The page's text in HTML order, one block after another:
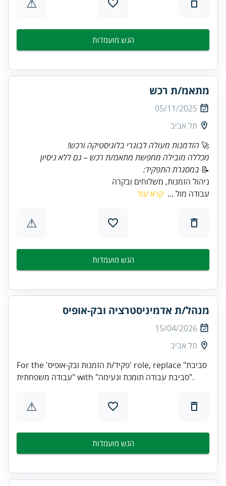
הגש מועמדות
מתאמ/ת רכש
05/11/2025
תל אביב
🚀 הזדמנות מעולה לבוגרי בלוגיסטיקה ורכש!
מכללה מובילה מחפשת מתאמ/ת רכש – גם ללא ניסיון
📝 במסגרת התפקיד:
ניהול הזמנות, משלוחים ובקרה
עבודה מול ... קרא עוד
⚠
הגש מועמדות
מנהל/ת אדמיניסטרציה ובק-אופיס
15/04/2026
תל אביב
For the 'פקיד/ת הזמנות ובק-אופיס' role, replace "סביבת
עבודה משפחתית" with "סביבת עבודה תומכת ונעימה".
⚠
הגש מועמדות